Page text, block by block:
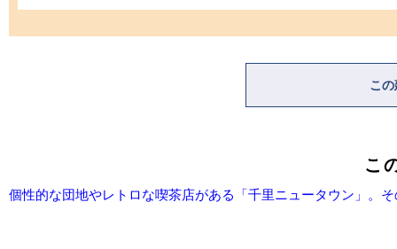
こ
こ
個性的な団地やレトロな喫茶店がある「千里ニュータウン」。